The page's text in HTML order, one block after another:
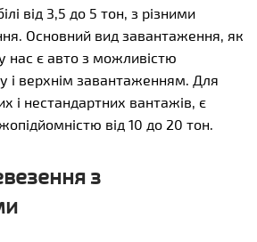
від 3,5 до 5 тон, з різними
Основний вид завантаження, як
нас є авто з можливістю
і верхнім завантаженням. Для
і нестандартних вантажів, є
від 10 до 20 тон.
з